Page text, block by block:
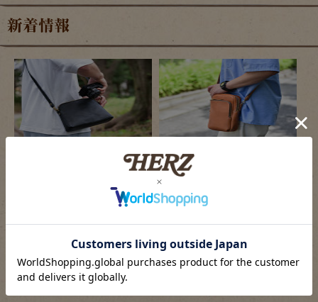
新着情報
小旅行や散策におすすめの小さな鞄たち 新作：マルチポシェット(CP-15)
2026/08/06